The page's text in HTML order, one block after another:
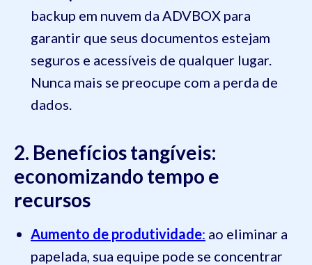
backup em nuvem da ADVBOX para
garantir que seus documentos estejam
seguros e acessíveis de qualquer lugar.
Nunca mais se preocupe com a perda de
dados.
2. Benefícios tangíveis:
economizando tempo e
recursos
Aumento de produtividade: ao eliminar a
papelada, sua equipe pode se concentrar